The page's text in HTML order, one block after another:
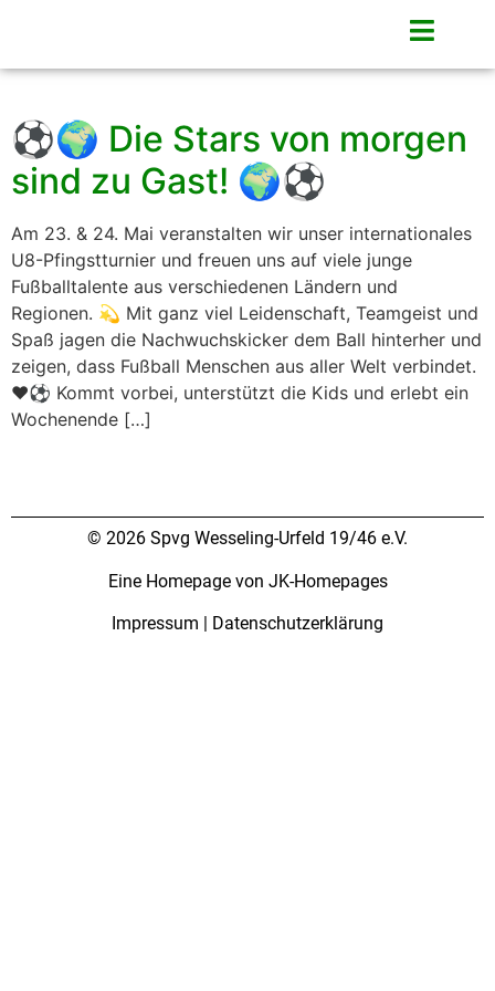
⚽🌍 Die Stars von morgen
sind zu Gast! 🌍⚽
Am 23. & 24. Mai veranstalten wir unser internationales
U8-Pfingstturnier und freuen uns auf viele junge
Fußballtalente aus verschiedenen Ländern und
Regionen. 💫 Mit ganz viel Leidenschaft, Teamgeist und
Spaß jagen die Nachwuchskicker dem Ball hinterher und
zeigen, dass Fußball Menschen aus aller Welt verbindet.
❤️⚽ Kommt vorbei, unterstützt die Kids und erlebt ein
Wochenende […]
© 2026 Spvg Wesseling-Urfeld 19/46 e.V.
Eine Homepage von JK-Homepages
Impressum Datenschutzerklärung